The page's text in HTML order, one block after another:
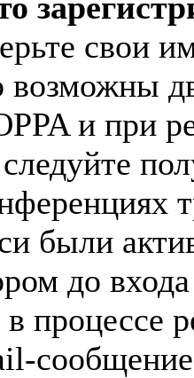
свои
возможны
и при
были
до
в процессе